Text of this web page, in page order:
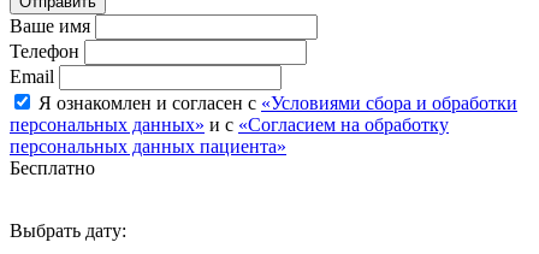
Ваше имя
Телефон
Email
Я ознакомлен и согласен с «Условиями сбора и обработки
персональных данных» и с «Согласием на обработку
персональных данных пациента»
Бесплатно
Выбрать дату: